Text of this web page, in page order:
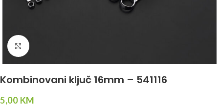
Click to enlarge
Kombinovani ključ 16mm – 541116
5,00 KM